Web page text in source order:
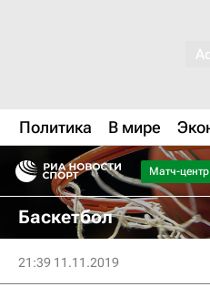
Политика В мире
Матч-центр
Баскетбол
21:39 11.11.2019